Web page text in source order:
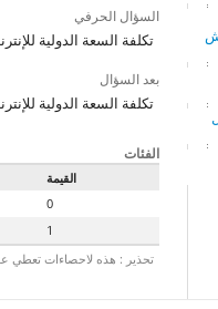
السؤال الحرفي
تكلفة السعة الدولية
بعد السؤال
تكلفة السعة الدولية
الفئات
القيمة
0
1
تحذير : هذه لاحصاءات تعطي عدد